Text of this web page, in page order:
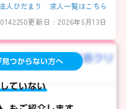
人ひだまり 求人一覧はこちら
更新日 : 2026年5月13日